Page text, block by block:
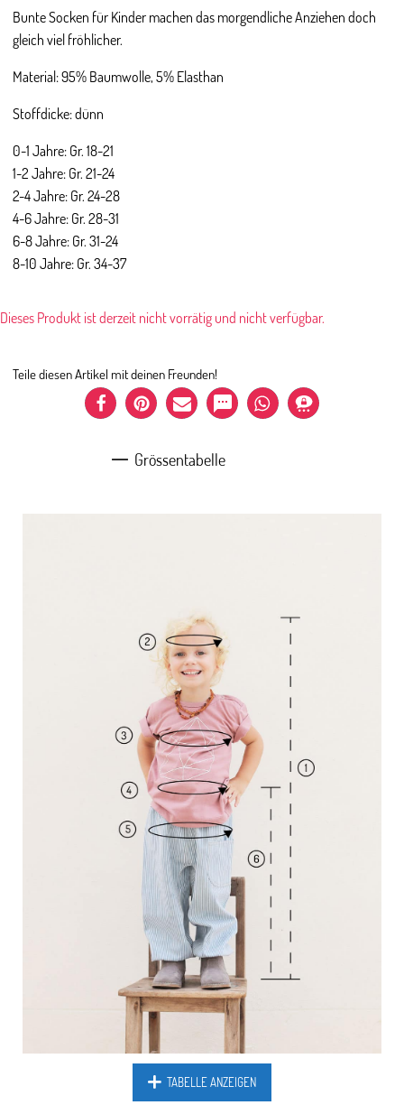
Bunte Socken für Kinder machen das morgendliche Anziehen doch
gleich viel fröhlicher.
Material: 95% Baumwolle, 5% Elasthan
Stoffdicke: dünn
0-1 Jahre: Gr. 18-21
1-2 Jahre: Gr. 21-24
2-4 Jahre: Gr. 24-28
4-6 Jahre: Gr. 28-31
6-8 Jahre: Gr. 31-24
8-10 Jahre: Gr. 34-37
Dieses Produkt ist derzeit nicht vorrätig und nicht verfügbar.
Teile diesen Artikel mit deinen Freunden!
Grössentabelle
TABELLE ANZEIGEN